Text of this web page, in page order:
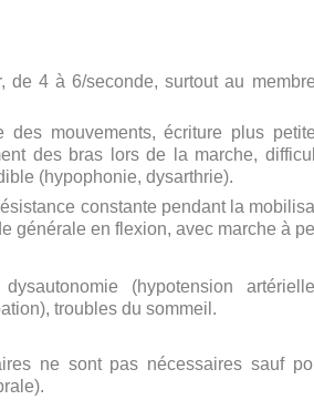
4 à 6/seconde, surtout au
des mouvements, écriture plus
des bras lors de la marche,
(hypophonie, dysarthrie).
constante pendant la
générale en flexion, avec marche à
(hypotension
troubles du sommeil.
ne sont pas nécessaires sauf